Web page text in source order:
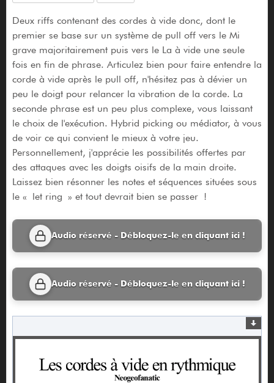
Deux riffs contenant des cordes à vide donc, dont le
premier se base sur un système de pull off vers le Mi
grave majoritairement puis vers le La à vide une seule
fois en fin de phrase. Articulez bien pour faire entendre la
corde à vide après le pull off, n'hésitez pas à dévier un
peu le doigt pour relancer la vibration de la corde. La
seconde phrase est un peu plus complexe, vous laissant
le choix de l'exécution. Hybrid picking ou médiator, à vous
de voir ce qui convient le mieux à votre jeu.
Personnellement, j'apprécie les possibilités offertes par
des attaques avec les doigts oisifs de la main droite.
Laissez bien résonner les notes et séquences situées sous
le « let ring » et tout devrait bien se passer !
Audio réservé - Débloquez-le en cliquant ici !
Audio réservé - Débloquez-le en cliquant ici !